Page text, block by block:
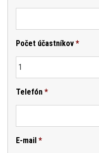
Počet účastníkov *
Telefón *
E-mail *